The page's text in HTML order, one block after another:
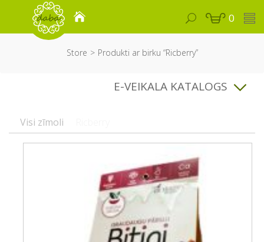
0
Store Produkti ar birku “Ricberry”
E-VEIKALA KATALOGS
Visi zīmoli